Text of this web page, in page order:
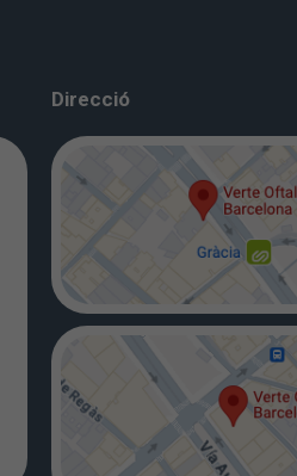
Direcció